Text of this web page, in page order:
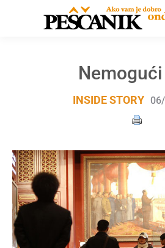
INSIDE STORY